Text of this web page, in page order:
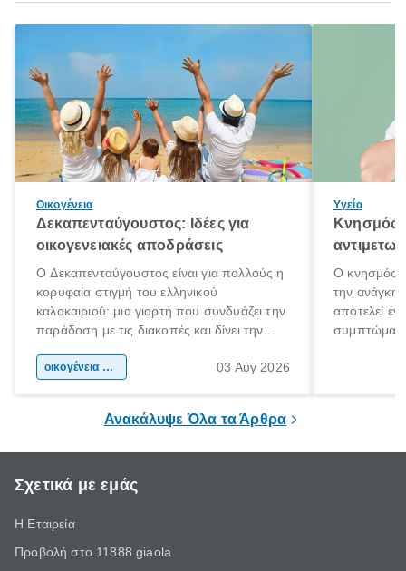
Οικογένεια
Δεκαπενταύγουστος: Ιδέες για
οικογενειακές αποδράσεις
Ο Δεκαπενταύγουστος είναι για πολλούς η
κορυφαία στιγμή του ελληνικού
καλοκαιριού: μια γιορτή που συνδυάζει την
παράδοση με τις διακοπές και δίνει την
χώρας. Είτε πρόκειται για λίγες μέρες
οικογένεια & παιδί 03 Αύγ 2026
Υγεία
Κνησμός:
Ο κνησμός
την ανάγκη
αποτελεί
Ανακάλυψε Όλα τα Άρθρα
Σχετικά με εμάς
Η Εταιρεία
Προβολή στο 11888 giaola